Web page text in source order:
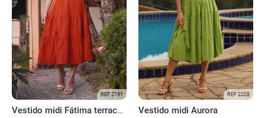
REF 2191
Vestido midi Fátima terracota
REF 2208
Vestido midi Aurora